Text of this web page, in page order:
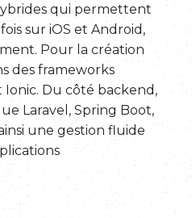
qui permettent
sur iOS et Android,
Pour la création
des frameworks
Du côté backend,
Laravel, Spring Boot,
une gestion fluide